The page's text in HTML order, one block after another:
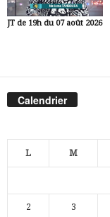
JT de 19h du 07 août 2026
Calendrier
L M
2 3